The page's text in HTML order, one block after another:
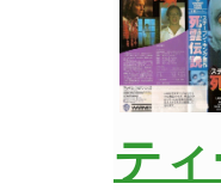
テ